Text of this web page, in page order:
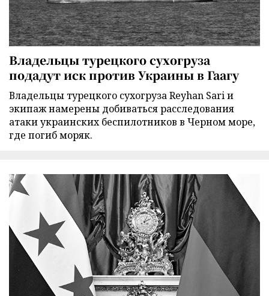
Владельцы турецкого сухогруза
подадут иск против Украины в Гаагу
Владельцы турецкого сухогруза Reyhan Sari и
экипаж намерены добиваться расследования
атаки украинских беспилотников в Черном море,
где погиб моряк.